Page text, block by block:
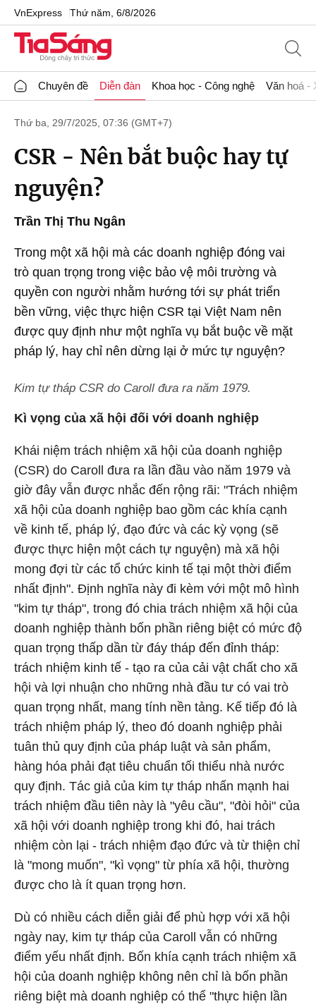
VnExpress Thứ năm, 6/8/2026
Chuyên đề Diễn đàn Khoa học - Công nghệ Văn hoá -
Thứ ba, 29/7/2025, 07:36 (GMT+7)
CSR - Nên bắt buộc hay tự
nguyện?
Trần Thị Thu Ngân
Trong một xã hội mà các doanh nghiệp đóng vai
trò quan trọng trong việc bảo vệ môi trường và
quyền con người nhằm hướng tới sự phát triển
bền vững, việc thực hiện CSR tại Việt Nam nên
được quy định như một nghĩa vụ bắt buộc về mặt
pháp lý, hay chỉ nên dừng lại ở mức tự nguyện?
Kim tự tháp CSR do Caroll đưa ra năm 1979.
Kì vọng của xã hội đối với doanh nghiệp
Khái niệm trách nhiệm xã hội của doanh nghiệp
(CSR) do Caroll đưa ra lần đầu vào năm 1979 và
giờ đây vẫn được nhắc đến rộng rãi: "Trách nhiệm
xã hội của doanh nghiệp bao gồm các khía cạnh
về kinh tế, pháp lý, đạo đức và các kỳ vọng (sẽ
được thực hiện một cách tự nguyện) mà xã hội
mong đợi từ các tổ chức kinh tế tại một thời điểm
nhất định". Định nghĩa này đi kèm với một mô hình
"kim tự tháp", trong đó chia trách nhiệm xã hội của
doanh nghiệp thành bốn phần riêng biệt có mức độ
quan trọng thấp dần từ đáy tháp đến đỉnh tháp:
trách nhiệm kinh tế - tạo ra của cải vật chất cho xã
hội và lợi nhuận cho những nhà đầu tư có vai trò
quan trọng nhất, mang tính nền tảng. Kế tiếp đó là
trách nhiệm pháp lý, theo đó doanh nghiệp phải
tuân thủ quy định của pháp luật và sản phẩm,
hàng hóa phải đạt tiêu chuẩn tối thiểu nhà nước
quy định. Tác giả của kim tự tháp nhấn mạnh hai
trách nhiệm đầu tiên này là "yêu cầu", "đòi hỏi" của
xã hội với doanh nghiệp trong khi đó, hai trách
nhiệm còn lại - trách nhiệm đạo đức và từ thiện chỉ
là "mong muốn", "kì vọng" từ phía xã hội, thường
được cho là ít quan trọng hơn.
Dù có nhiều cách diễn giải để phù hợp với xã hội
ngày nay, kim tự tháp của Caroll vẫn có những
điểm yếu nhất định. Bốn khía cạnh trách nhiệm xã
hội của doanh nghiệp không nên chỉ là bốn phần
riêng biệt mà doanh nghiệp có thể "thực hiện lần